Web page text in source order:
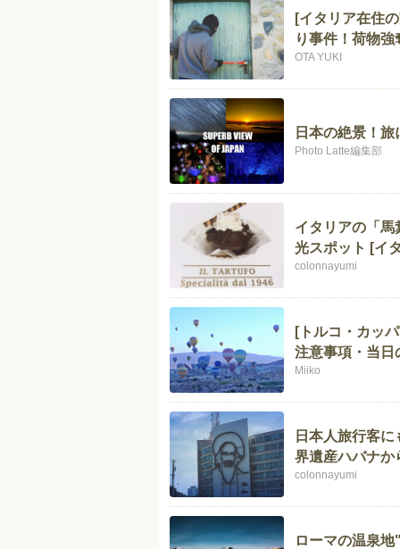
[イタリア在住
り事件！荷物
OTA YUKI
日本の絶景！
Photo Latte編集部
イタリアの「馬
光スポット [イ
colonnayumi
[トルコ・カッ
注意事項・当日
Miiko
日本人旅行客
界遺産ハバナか
colonnayumi
ローマの温泉